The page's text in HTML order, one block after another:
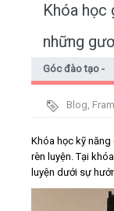
Home
Video
Kiến thức
Khóa học
những
Góc đào tạo -
Blog,
Khóa học kỹ
rèn luyện. Tại
luyện dưới sự